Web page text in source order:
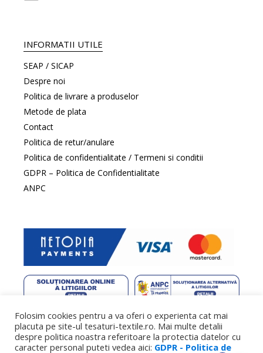
INFORMATII UTILE
SEAP / SICAP
Despre noi
Politica de livrare a produselor
Metode de plata
Contact
Politica de retur/anulare
Politica de confidentialitate / Termeni si conditii
GDPR – Politica de Confidentialitate
ANPC
web design by DowMedia |gazduire webby SpeedHost
Folosim cookies pentru a va oferi o experienta cat mai
placuta pe site-ul tesaturi-textile.ro. Mai multe detalii
despre politica noastra referitoare la protectia datelor cu
caracter personal puteti vedea aici: GDPR - Politica de